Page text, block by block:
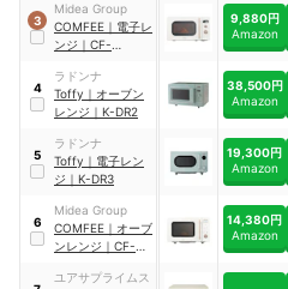
3
Midea Group
COMFEE ｜ 電子レ
ンジ ｜ CF-
9,880円
Amazon
4
ラドンナ
Toffy ｜ オーブン
レンジ ｜ K-DR2
38,500円
Amazon
5
ラドンナ
Toffy ｜ 電子レン
ジ ｜ K-DR3
19,300円
Amazon
6
Midea Group
COMFEE ｜ オーブ
ンレンジ ｜ CF-
14,380円
Amazon
ユアサプライムス